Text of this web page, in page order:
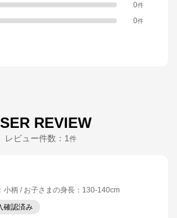
0件
0件
REVIEW
レビュー件数： 1 件
： 小柄 お子さまの身長 ： 130-140cm
確認済み